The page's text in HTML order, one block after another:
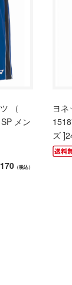
（
メン
（税込）
ヨ
ズ